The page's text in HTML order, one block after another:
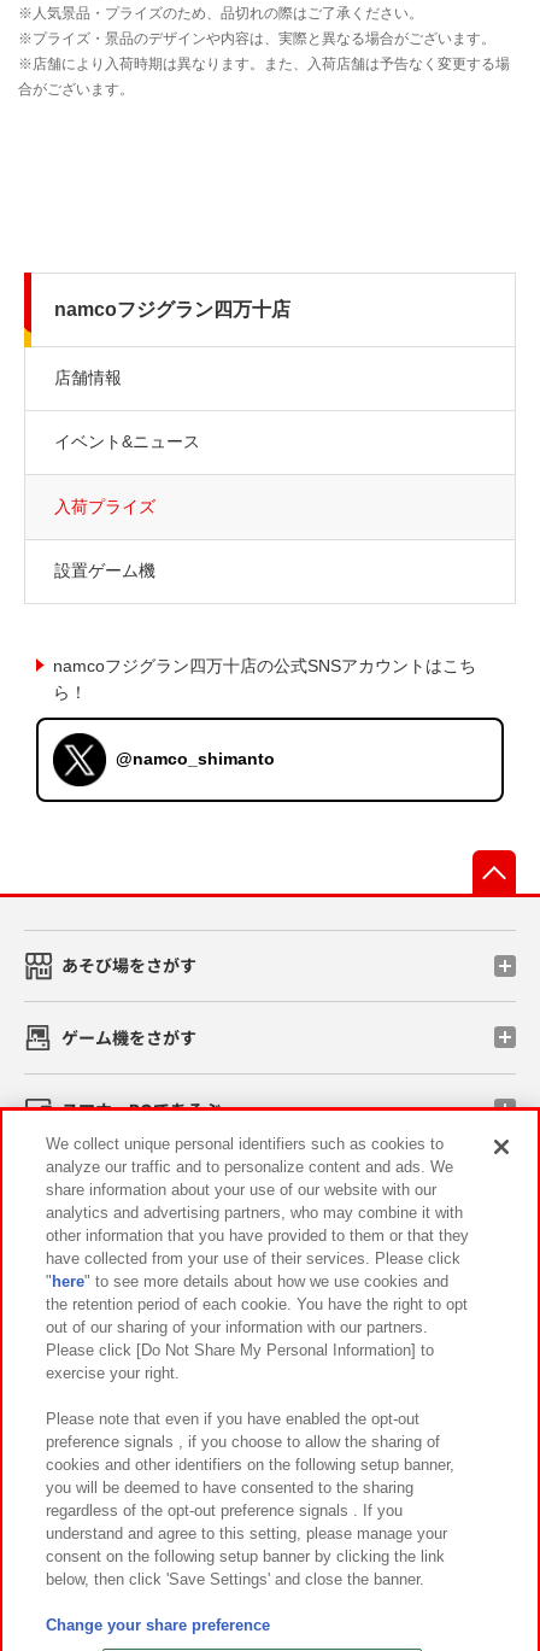
namcoフジグラン四万十店
店舗情報
イベント&ニュース
入荷プライズ
設置ゲーム機
namcoフジグラン四万十店の公式SNSアカウントはこち
ら！
@namco_shimanto
あそび場をさがす
ゲーム機をさがす
スマホ・PCであそぶ
イベント・キャンペーン
関連会社 サステナビリティ サイトポリシー
プライバシーポリシー ウェブアクセシビリティ方針と検証結果
お取引先さまとともに
カスタマーハラスメント対応方針 よくあるご質問・お問い合わせ
©Bandai Namco Amusement Inc.
©Bandai Namco Amusement Lab Inc.
We collect unique personal identifiers such as cookies to
analyze our traffic and to personalize content and ads. We
share information about your use of our website with our
analytics and advertising partners, who may combine it with
other information that you have provided to them or that they
have collected from your use of their services. Please click
" here" to see more details about how we use cookies and
the retention period of each cookie. You have the right to opt
out of our sharing of your information with our partners.
Please click [Do Not Share My Personal Information] to
exercise your right.
Please note that even if you have enabled the opt-out
preference signals , if you choose to allow the sharing of
cookies and other identifiers on the following setup banner,
you will be deemed to have consented to the sharing
regardless of the opt-out preference signals . If you
understand and agree to this setting, please manage your
consent on the following setup banner by clicking the link
below, then click 'Save Settings' and close the banner.
Change your share preference